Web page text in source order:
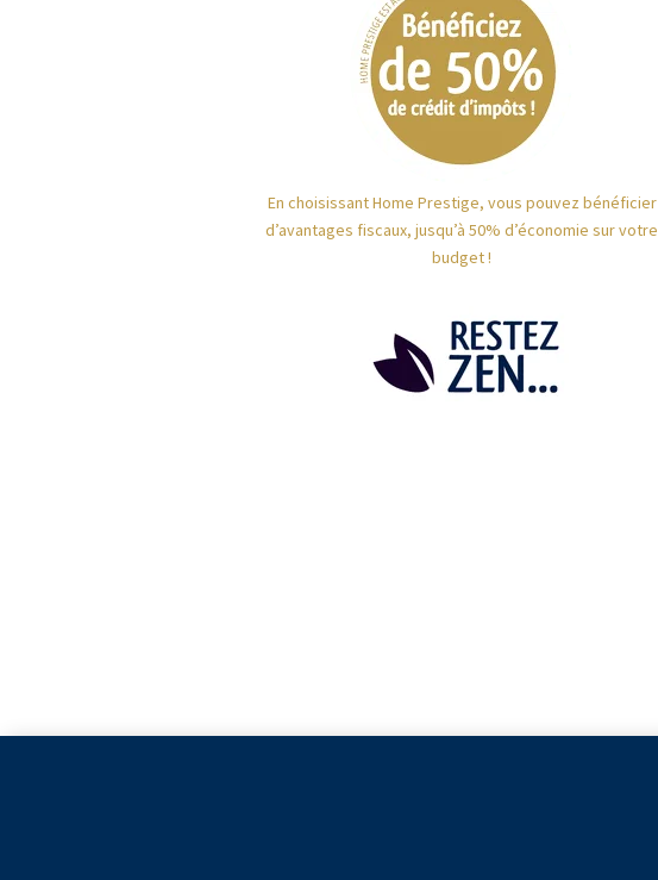
En choisissant Home Prestige, vous pouvez bénéficier
d’avantages fiscaux, jusqu’à 50% d’économie sur votre
budget !